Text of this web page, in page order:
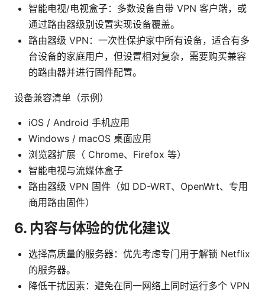
智能电视/电视盒子：多数设备自带 VPN 客户端，或
通过路由器级别设置实现设备覆盖。
路由器级 VPN：一次性保护家中所有设备，适合有多
台设备的家庭用户，但设置相对复杂，需要购买兼容
的路由器并进行固件配置。
设备兼容清单（示例）
iOS / Android 手机应用
Windows / macOS 桌面应用
浏览器扩展（ Chrome、Firefox 等）
智能电视与流媒体盒子
路由器级 VPN 固件（如 DD-WRT、OpenWrt、专用
商用路由固件）
6. 内容与体验的优化建议
选择高质量的服务器：优先考虑专门用于解锁 Netflix
的服务器。
降低干扰因素：避免在同一网络上同时运行多个 VPN